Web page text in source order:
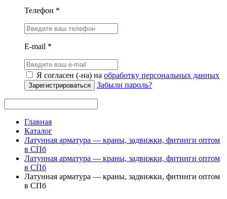
Телефон *
E-mail *
Я согласен (-на) на обработку персональных данных
Зарегистрироваться Забыли пароль?
Главная
Каталог
Латунная арматура — краны, задвижки, фитинги оптом
в СПб
Латунная арматура — краны, задвижки, фитинги оптом
в СПб
Латунная арматура — краны, задвижки, фитинги оптом
в СПб